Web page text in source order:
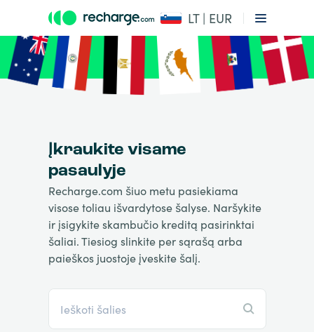
LT | EUR
Įkraukite visame
pasaulyje
Recharge.com šiuo metu pasiekiama
visose toliau išvardytose šalyse. Naršykite
ir įsigykite skambučio kreditą pasirinktai
šaliai. Tiesiog slinkite per sąrašą arba
paieškos juostoje įveskite šalį.